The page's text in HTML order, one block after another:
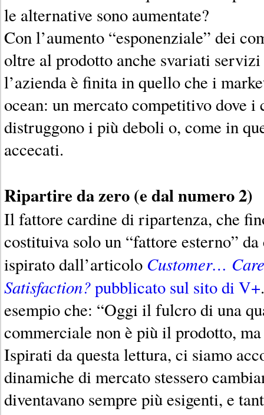
le alternative sono aumentate?
Con l’aumento “esponenziale” dei
oltre al prodotto anche svariati
l’azienda è finita in quello che i
ocean: un mercato competitivo dove
distruggono i più deboli o, come in
accecati.
Ripartire da zero (e dal numero 2)
Il fattore cardine di ripartenza, che
costituiva solo un “fattore esterno”
ispirato dall’articolo Customer…
Satisfaction?pubblicato sul sito di V+
esempio che: “Oggi il fulcro di una
commerciale non è più il prodotto,
Ispirati da questa lettura, ci siamo
dinamiche di mercato stessero
diventavano sempre più esigenti, e